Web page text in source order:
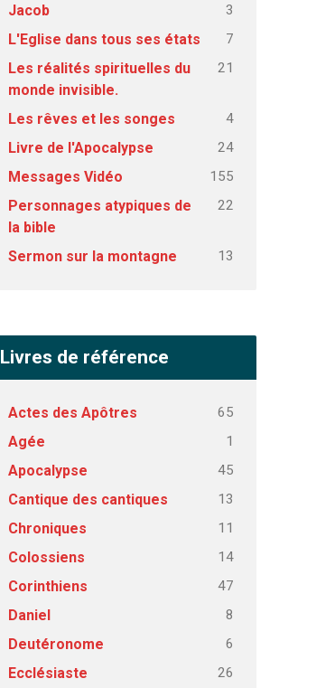
Jacob 3
L'Eglise dans tous ses états 7
Les réalités spirituelles du
monde invisible.
21
Les rêves et les songes 4
Livre de l'Apocalypse 24
Messages Vidéo 155
Personnages atypiques de
la bible
22
Sermon sur la montagne 13
Livres de référence
Actes des Apôtres 65
Agée 1
Apocalypse 45
Cantique des cantiques 13
Chroniques 11
Colossiens 14
Corinthiens 47
Daniel 8
Deutéronome 6
Ecclésiaste 26